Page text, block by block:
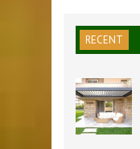
RECENT